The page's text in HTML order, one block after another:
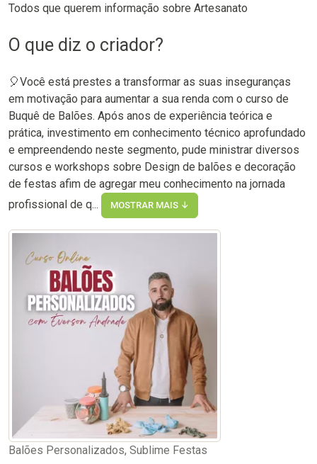
Todos que querem informação sobre Artesanato
O que diz o criador?
🎈Você está prestes a transformar as suas inseguranças
em motivação para aumentar a sua renda com o curso de
Buquê de Balões. Após anos de experiência teórica e
prática, investimento em conhecimento técnico aprofundado
e empreendendo neste segmento, pude ministrar diversos
cursos e workshops sobre Design de balões e decoração
de festas afim de agregar meu conhecimento na jornada
profissional de q...
MOSTRAR MAIS ↓
Balões Personalizados, Sublime Festas